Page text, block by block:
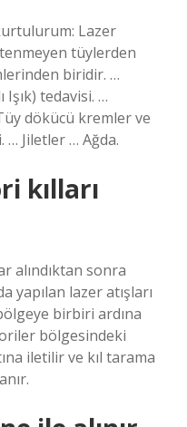
Lazer
tüylerden
biridir. …
Işık) tedavisi. …
dökücü kremler ve
Jiletler … Ağda.
kılları
alındıktan sonra
yapılan lazer atışları
birbiri ardına
bölgesindeki
iletilir ve kıl tarama